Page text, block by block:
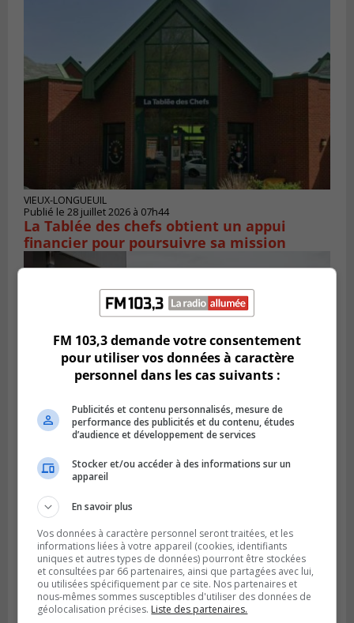
VIEUX-LONGUEUIL
Publié le 28 juillet 2026 à 07h44
La Tablée des chefs obtient un appui
financier pour poursuivre sa mission
Publié le 27 juillet 2026 à 19h58
Metro prend les moyens pour protéger son
personnel cadre
FM 103,3 demande votre consentement
pour utiliser vos données à caractère
personnel dans les cas suivants :
Publicités et contenu personnalisés, mesure de
performance des publicités et du contenu, études
d’audience et développement de services
Stocker et/ou accéder à des informations sur un
appareil
En savoir plus
Vos données à caractère personnel seront traitées, et les
informations liées à votre appareil (cookies, identifiants
uniques et autres types de données) pourront être stockées
et consultées par 66 partenaires, ainsi que partagées avec lui,
ou utilisées spécifiquement par ce site. Nos partenaires et
nous-mêmes sommes susceptibles d'utiliser des données de
géolocalisation précises. Liste des partenaires.